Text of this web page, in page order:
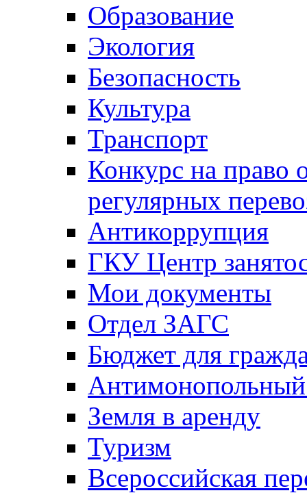
Образование
Экология
Безопасность
Культура
Транспорт
Конкурс на право
регулярных
Антикоррупция
ГКУ Центр
Мои документы
Отдел ЗАГС
Бюджет для
Антимонопольный
Земля в аренду
Туризм
Всероссийская